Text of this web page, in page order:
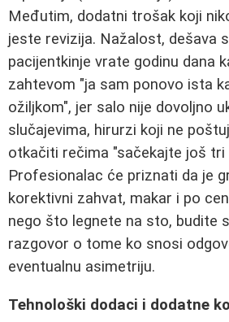
Međutim, dodatni trošak koji
jeste revizija. Nažalost, dešava
pacijentkinje vrate godinu dana
zahtevom "ja sam ponovo ista
ožiljkom", jer salo nije dovoljno
slučajevima, hirurzi koji ne
otkačiti rečima "sačekajte još tri
Profesionalac će priznati da je
korektivni zahvat, makar i po
nego što legnete na sto, budite
razgovor o tome ko snosi
eventualnu asimetriju.
Tehnološki dodaci i dodatne